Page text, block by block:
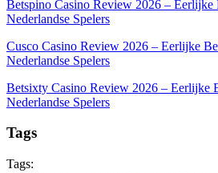
Betspino Casino Review 2026 – Eerlijke
Nederlandse Spelers
Cusco Casino Review 2026 – Eerlijke
Nederlandse Spelers
Betsixty Casino Review 2026 – Eerlijke
Nederlandse Spelers
Tags
Tags: